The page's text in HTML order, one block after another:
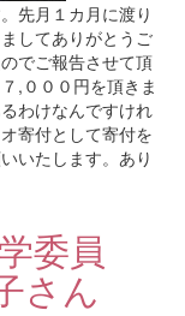
先月１カ月に渡り
してありがとうご
でご報告させて頂
,０００円を頂きま
わけなんですけれ
寄付として寄付を
いたします。あり
委員
ん